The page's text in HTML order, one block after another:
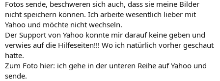
Fotos sende, beschweren sich auch, dass sie meine Bilder
nicht speichern können. Ich arbeite wesentlich lieber mit
Yahoo und möchte nicht wechseln.
Der Support von Yahoo konnte mir darauf keine geben und
verwies auf die Hilfeseiten!!! Wo ich natürlich vorher geschaut
hatte.
Zum Foto hier: ich gehe in der unteren Reihe auf Yahoo und
sende.